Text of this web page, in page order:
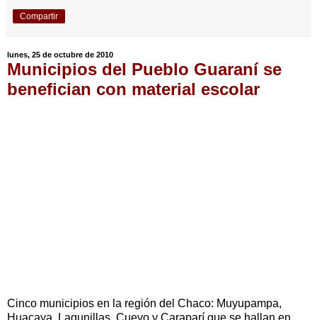
Compartir
lunes, 25 de octubre de 2010
Municipios del Pueblo Guaraní se
benefician con material escolar
Cinco municipios en la región del Chaco: Muyupampa,